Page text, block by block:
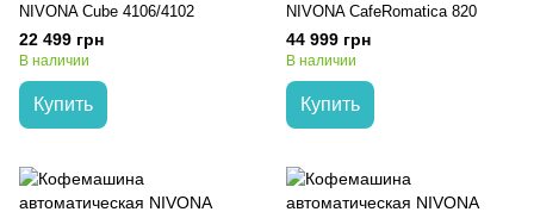
NIVONA Cube 4106/4102
22 499 грн
В наличии
Купить
NIVONA CafeRomatica 820
44 999 грн
В наличии
Купить